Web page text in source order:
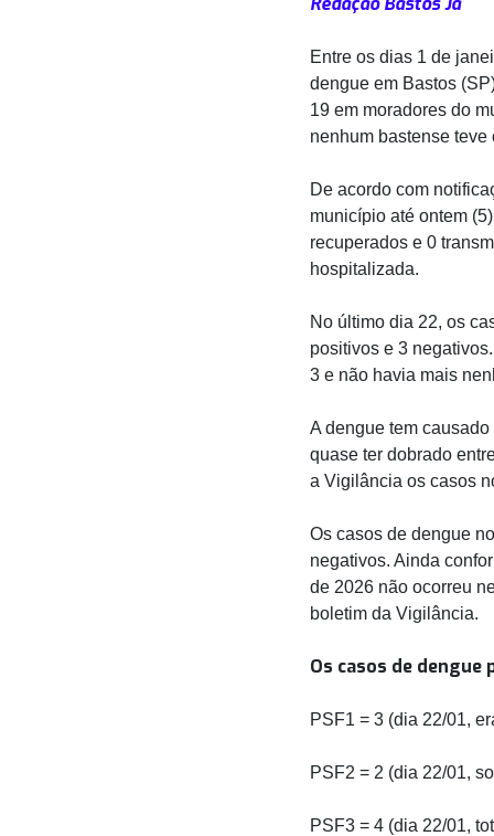
Entre os dias 1 de
dengue em Bastos
19 em moradores do
nenhum bastense
De acordo com
município até ontem
recuperados e 0
hospitalizada.
No último dia 22, os
positivos e 3
3 e não havia mais
A dengue tem
quase ter dobrado
a Vigilância os casos
Os casos de dengue
negativos. Ainda
de 2026 não ocorreu
boletim da Vigilância.
Os casos de dengue
PSF1 = 3 (dia 22/01,
PSF2 = 2 (dia 22/01,
PSF3 = 4 (dia 22/01,